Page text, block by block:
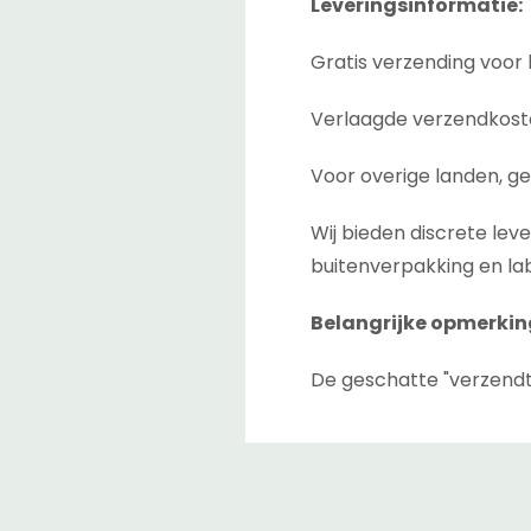
Gratis verzending voor
Verlaagde
Voor overige landen,
Wij bieden discrete
buitenverpakking en
Belangrijke
De geschatte
tussen magazijnen als